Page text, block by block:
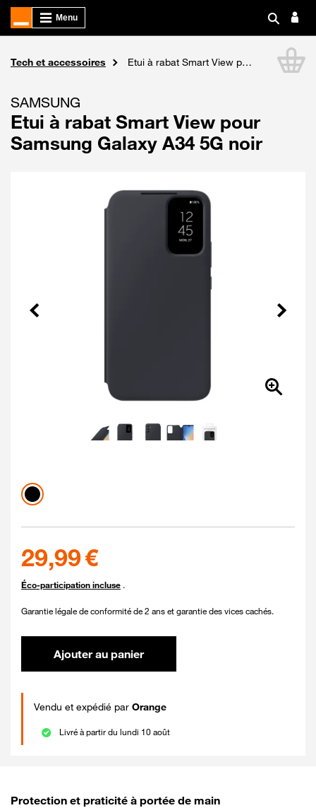
Boutique Orange
Tech et accessoires Etui à rabat Smart View pour Samsung Galaxy A34 5G noir
SAMSUNG
Etui à rabat Smart View pour
Samsung Galaxy A34 5G noir
Précédent Suivant
Couleur
Coloris disponibles
noir
29,99 €
Éco-participation incluse .
Garantie légale de conformité de 2 ans et garantie des vices cachés.
Ajouter au panier
Vendu et expédié par Orange
Livré à partir du lundi 10 août
Protection et praticité à portée de main